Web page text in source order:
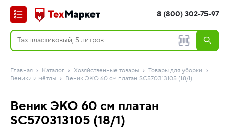
8 (800) 302-75-97
Главная Каталог Хозяйственные товары
Товары для уборки
Веники и мётлы
Веник ЭКО 60 см платан SC570313105 (18/1)
Веник ЭКО 60 см платан
SC570313105 (18/1)